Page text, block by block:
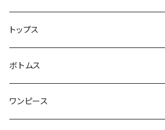
トップス
ボトムス
ワンピース